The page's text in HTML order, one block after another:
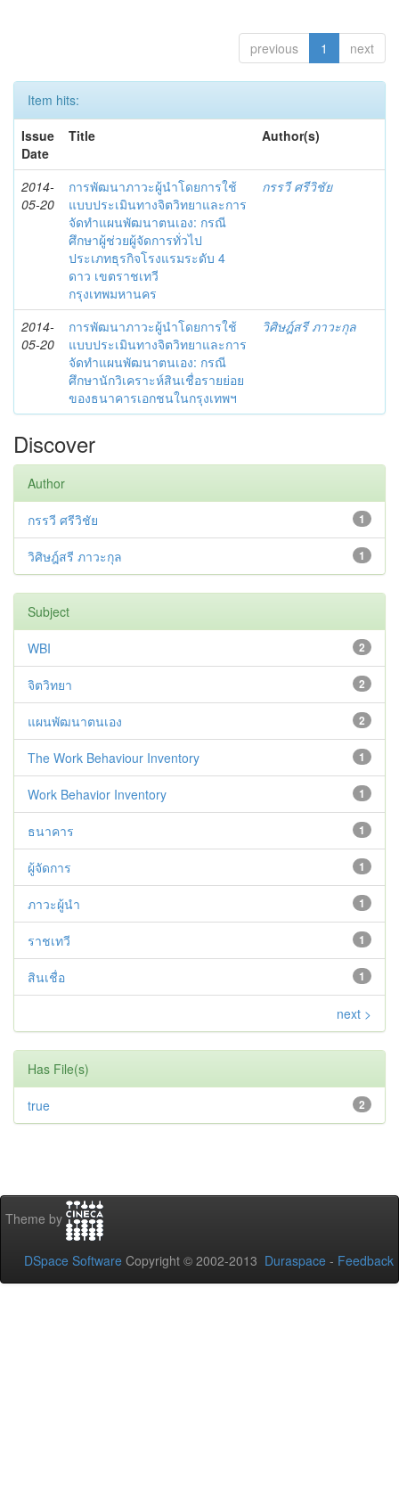
previous 1 next
Item hits:
Issue
Date
Title Author(s)
2014-
05-20
การพัฒนาภาวะผู้นำโดยการใช้
แบบประเมินทางจิตวิทยาและการ
จัดทำแผนพัฒนาตนเอง: กรณี
ศึกษาผู้ช่วยผู้จัดการทั่วไป
ประเภทธุรกิจโรงแรมระดับ 4
ดาว เขตราชเทวี
กรุงเทพมหานคร
กรรวี ศรีวิชัย
2014-
05-20
การพัฒนาภาวะผู้นำโดยการใช้
แบบประเมินทางจิตวิทยาและการ
จัดทำแผนพัฒนาตนเอง: กรณี
ศึกษานักวิเคราะห์สินเชื่อรายย่อย
ของธนาคารเอกชนในกรุงเทพฯ
วิศิษฎ์สรี ภาวะกุล
Discover
Author
1
กรรวี ศรีวิชัย
1
วิศิษฎ์สรี ภาวะกุล
Subject
2
WBI
2
จิตวิทยา
2
แผนพัฒนาตนเอง
1
The Work Behaviour Inventory
1
Work Behavior Inventory
1
ธนาคาร
1
ผู้จัดการ
1
ภาวะผู้นำ
1
ราชเทวี
1
สินเชื่อ
next >
Has File(s)
2
true
Theme by
DSpace Software Copyright © 2002-2013 Duraspace - Feedback